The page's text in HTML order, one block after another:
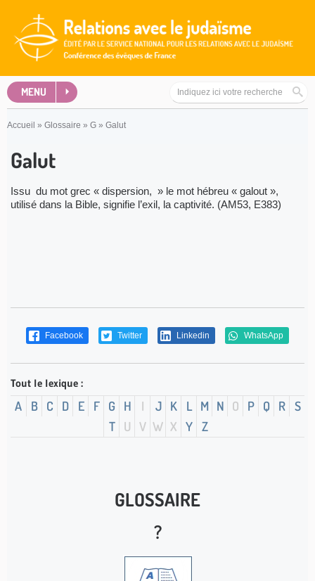
MENU
Accueil » Glossaire » G » Galut
Galut
Issu du mot grec « dispersion, » le mot hébreu « galout »,
utilisé dans la Bible, signifie l’exil, la captivité. (AM53, E383)
Facebook Twitter Linkedin WhatsApp
Tout le lexique :
A B C D E F G H I J K L M N O P Q R S
T
U V W X Y Z
GLOSSAIRE
?